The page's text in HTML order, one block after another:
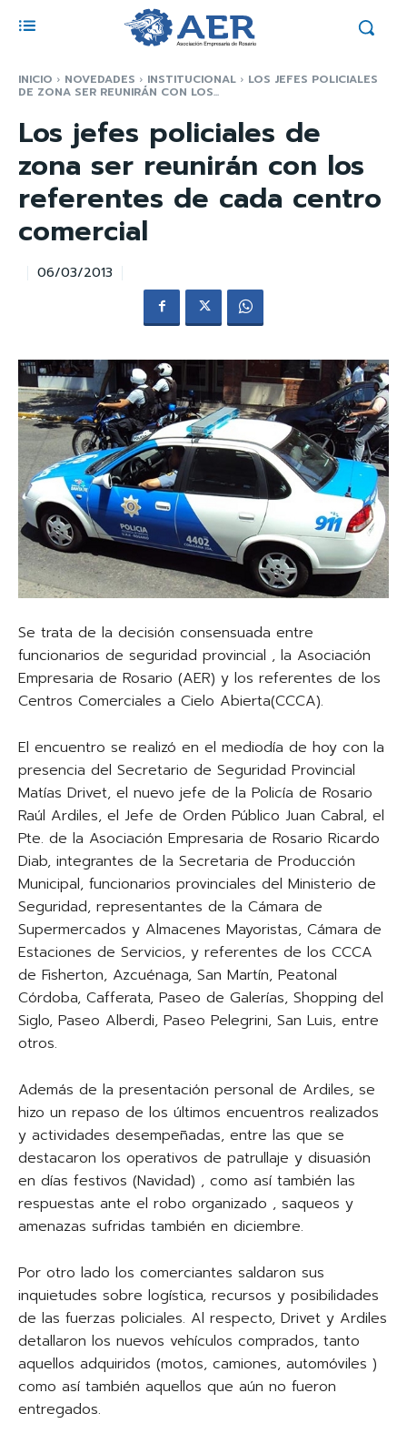
INICIO NOVEDADES INSTITUCIONAL LOS JEFES POLICIALES
DE ZONA SER REUNIRÁN CON LOS...
Los jefes policiales de
zona ser reunirán con los
referentes de cada centro
comercial
06/03/2013
Se trata de la decisión consensuada entre
funcionarios de seguridad provincial , la Asociación
Empresaria de Rosario (AER) y los referentes de los
Centros Comerciales a Cielo Abierta(CCCA).
El encuentro se realizó en el mediodía de hoy con la
presencia del Secretario de Seguridad Provincial
Matías Drivet, el nuevo jefe de la Policía de Rosario
Raúl Ardiles, el Jefe de Orden Público Juan Cabral, el
Pte. de la Asociación Empresaria de Rosario Ricardo
Diab, integrantes de la Secretaria de Producción
Municipal, funcionarios provinciales del Ministerio de
Seguridad, representantes de la Cámara de
Supermercados y Almacenes Mayoristas, Cámara de
Estaciones de Servicios, y referentes de los CCCA
de Fisherton, Azcuénaga, San Martín, Peatonal
Córdoba, Cafferata, Paseo de Galerías, Shopping del
Siglo, Paseo Alberdi, Paseo Pelegrini, San Luis, entre
otros.
Además de la presentación personal de Ardiles, se
hizo un repaso de los últimos encuentros realizados
y actividades desempeñadas, entre las que se
destacaron los operativos de patrullaje y disuasión
en días festivos (Navidad) , como así también las
respuestas ante el robo organizado , saqueos y
amenazas sufridas también en diciembre.
Por otro lado los comerciantes saldaron sus
inquietudes sobre logística, recursos y posibilidades
de las fuerzas policiales. Al respecto, Drivet y Ardiles
detallaron los nuevos vehículos comprados, tanto
aquellos adquiridos (motos, camiones, automóviles )
como así también aquellos que aún no fueron
entregados.